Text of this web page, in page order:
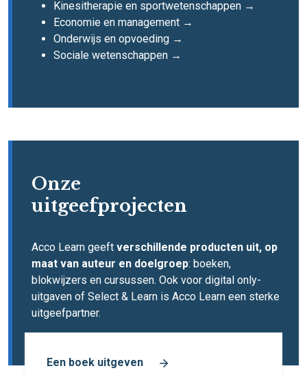
Kinesitherapie en sportwetenschappen →
Economie en management →
Onderwijs en opvoeding →
Sociale wetenschappen →
Onze
uitgeefprojecten
Acco Learn geeft verschillende producten uit, op
maat van auteur en doelgroep: boeken,
blokwijzers en cursussen. Ook voor digital only-
uitgaven of Select & Learn is Acco Learn een sterke
uitgeefpartner.
Een boek uitgeven